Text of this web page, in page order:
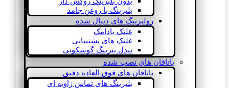
بلبرینگ با روغن جامد
رولبرینگ های دنبال شده
غلتک بادامک
غلتک های پشتیبانی
نیدل بیرینگ گوشکوبی
یاتاقان های نصب شده
یاتاقان های فوق العاده دقیق
بلبرینگ های تماس زاویه ای